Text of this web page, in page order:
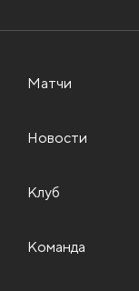
Матчи
Новости
Клуб
Команда